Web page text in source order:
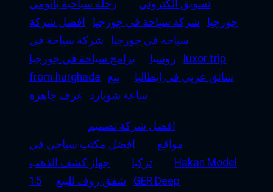
تسويق الكتروني
رحلة سياحية باتومي
جورجيا
شركة سياحة في جورجيا
افضل شركة
سياحة في جورجيا
شركة سياحة في
روسيا
برامج سياحة في جورجيا
luxor trip
from hurghada
سائق عربي في إيطاليا
بيع
ساعة شوبارد
غرف جاهزة
افضل شركة تصميم
مواقع
افضل مكتب سياحي في
تركيا
جهاز كشف الذهب
Hakan Model
15
شقق روف للبيع
GER Deep